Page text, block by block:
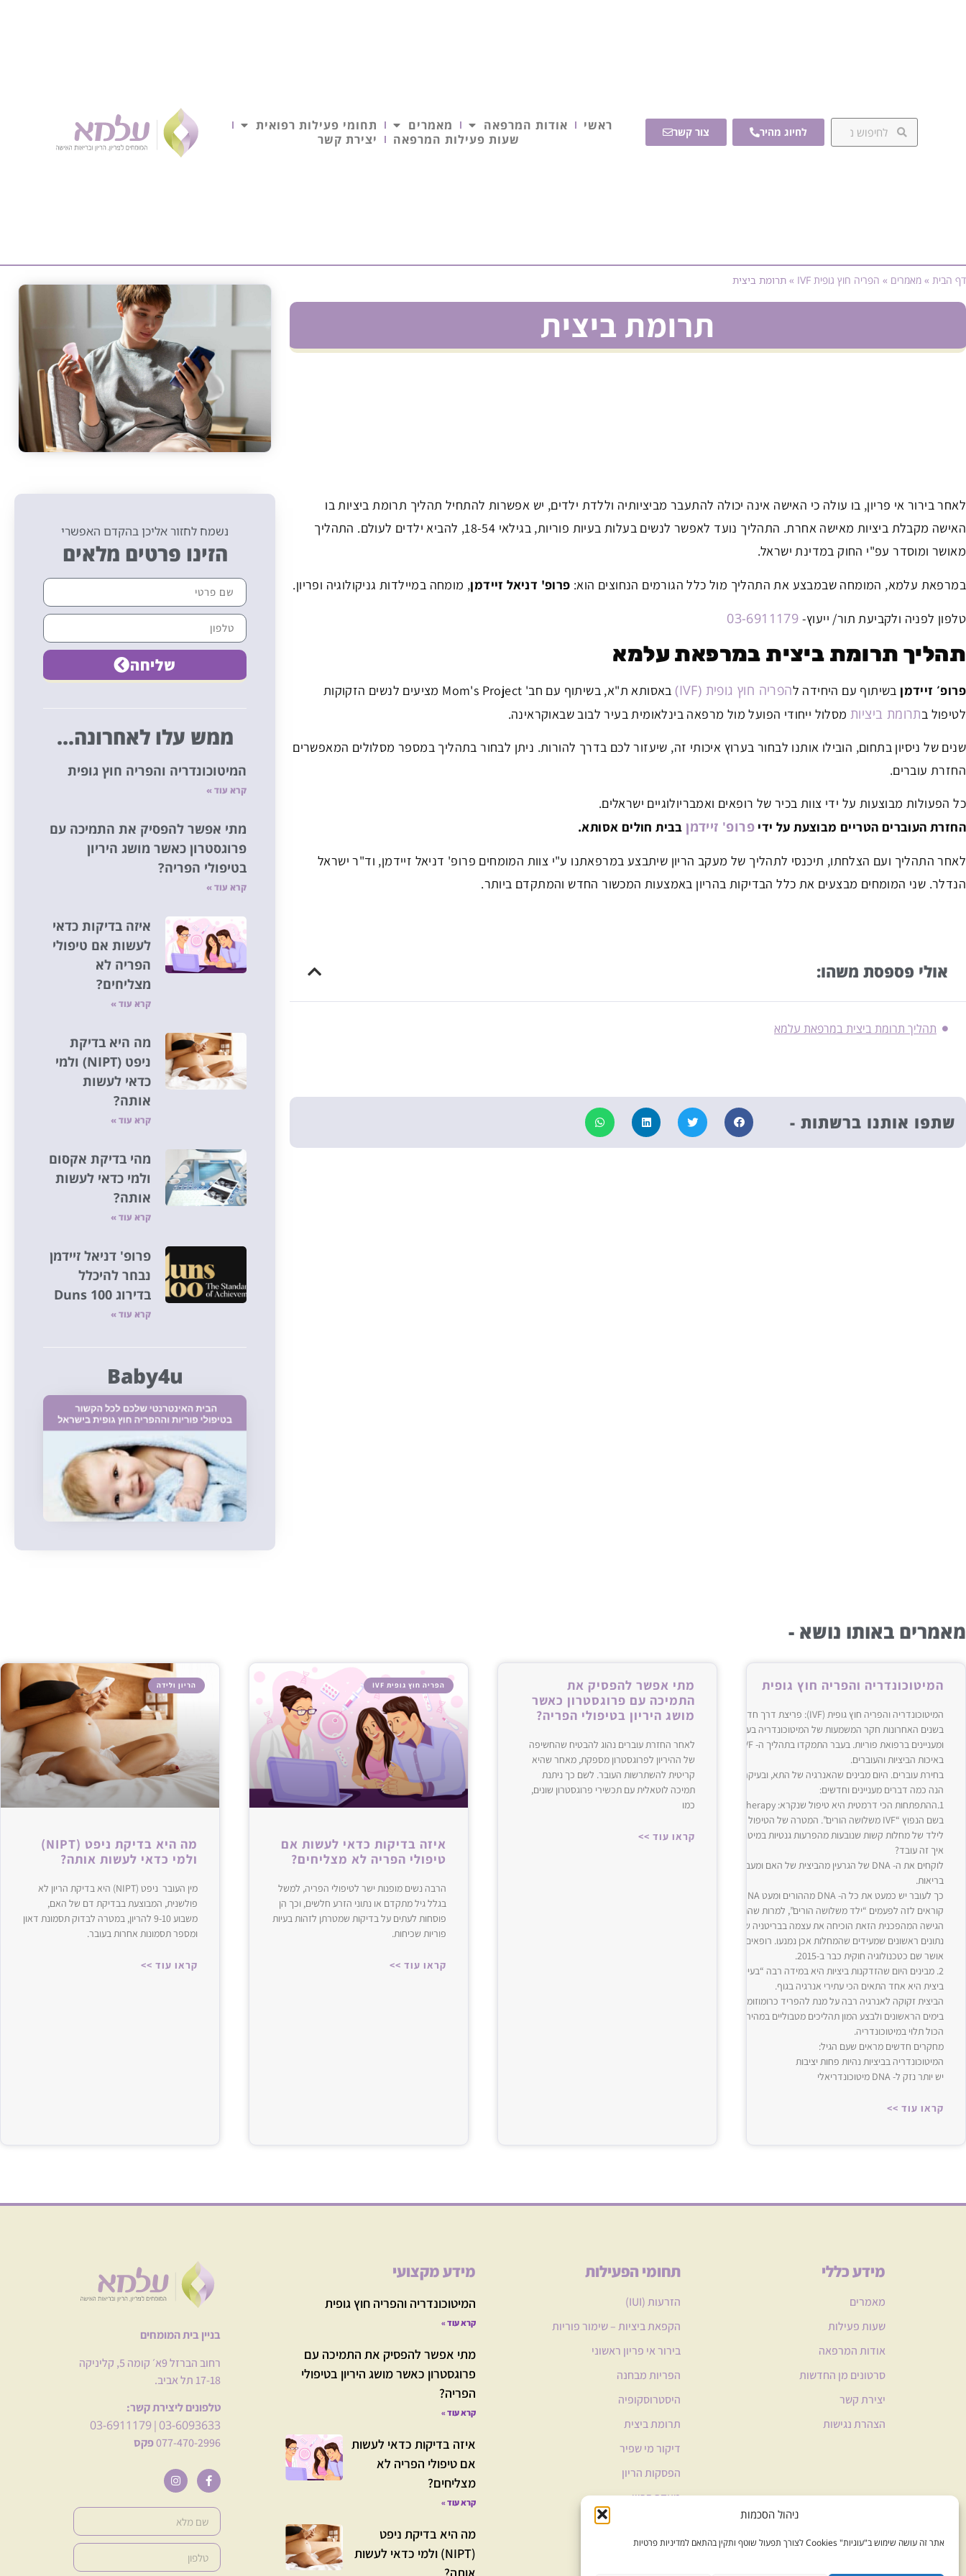
ניהול הסכמות
אתר זה עושה שימוש ב"עוגיות" Cookies לצורך תפעול שוטף ותקין בהתאם למדיניות פרטיות
לחיוג מהיר צור קשר ראשי אודות המרפאה מאמרים
תחומי פעילות רפואית
שעות פעילות המרפאה
יצירת קשר
דף הבית » מאמרים » הפריה חוץ גופית IVF » תרומת ביצית
תרומת ביצית
לאחר בירור אי פריון, בו עולה כי האישה אינה יכולה להתעבר מביציותיה וללדת ילדים, יש אפשרות להתחיל תהליך תרומת ביציות בו
האישה מקבלת ביציות מאישה אחרת. התהליך נועד לאפשר לנשים בעלות בעיות פוריות, בגילאי 18-54, להביא ילדים לעולם. התהליך
מאושר ומוסדר עפ"י החוק במדינת ישראל.
במרפאת עלמא, המומחה שבמבצע את התהליך מול כלל הגורמים הנחוצים הוא: פרופ' דניאל זיידמן, מומחה במיילדות גניקולוגיה ופריון.
טלפון לפניה ולקביעת תור/ ייעוץ- 03-6911179
תהליך תרומת ביצית במרפאת עלמא
פרופ׳ זיידמן בשיתוף עם היחידה להפריה חוץ גופית (IVF)
באסותא ת"א, בשיתוף עם חב' Mom's Project מציעים לנשים הזקוקות
לטיפול בתרומת ביציות מסלול ייחודי הפועל מול מרפאה בינלאומית בעיר לבוב שבאוקראינה.
שנים של ניסיון בתחום, הובילו אותנו לבחור בערוץ איכותי זה, שיעזור לכם בדרך להורות. ניתן לבחור בתהליך במספר מסלולים המאפשרים
החזרת עוברים.
כל הפעולות מבוצעות על ידי צוות בכיר של רופאים ואמבריולוגיים ישראלים.
החזרת העוברים הטריים מבוצעת על ידי פרופ' זיידמן בבית חולים אסותא.
לאחר התהליך ועם הצלחתו, תיכנסי לתהליך של מעקב הריון שיתבצע במרפאתנו ע"י צוות המומחים פרופ' דניאל זיידמן, וד"ר ישראל
הנדלר. שני המומחים מבצעים את כלל הבדיקות בהריון באמצעות המכשור החדש והמתקדם ביותר.
אולי פספסת משהו:
תהליך תרומת ביצית במרפאת עלמא
שתפו אותנו ברשתות -
נשמח לחזור אליכן בהקדם האפשרי
הזינו פרטים מלאים
שליחה
ממש עלו לאחרונה...
המיטוכונדריה והפריה חוץ גופית
קרא עוד »
מתי אפשר להפסיק את התמיכה עם
פרוגסטרון כאשר מושג היריון
בטיפולי הפריה?
קרא עוד »
איזה בדיקות כדאי
לעשות אם טיפולי
הפריה לא
מצליחים?
קרא עוד »
מה היא בדיקת
ניפט (NIPT) ולמי
כדאי לעשות
אותה?
קרא עוד »
מהי בדיקת אקסום
ולמי כדאי לעשות
אותה?
קרא עוד »
פרופ' דניאל זיידמן
נבחר להיכלל
בדירוג Duns 100
קרא עוד »
Baby4u
מאמרים באותו נושא -
המיטוכונדריה והפריה חוץ גופית
המיטוכונדריה והפריה חוץ גופית (‌‌IVF‌‌): פריצת דרך חדשה?
ומעניינים ברפואת פוריות. בעבר התמקדו בתהליך ה- ‌‌IVF‌‌ בעיקר כהורמונים + שאיבת ביציות +‌‌
באיכות הביציות והעוברים.
בחירת עוברים. היום מבינים שהאנרגיה של התא, ובעיקר תפקוד המיטוכונדריה משחקת תפקיד עצום‌‌
הנה כמה דברים מעניינים וחדשים:
בשם הנפוץ “‌‌IVF‌‌ משלושה הורים”. המטרה של הטיפול החדשני היא למנוע העברה מהאם‌‌
לילד של מחלות קשות שנובעות מהפרעות גנטיות במיטוכונדריות.
איך זה עובד?
לוקחים את ה- ‌‌DNA‌‌ של הגרעין מהביצית של האם ומעבירים אותו לביצית של תורמת עם מיטוכונדריה‌‌
בריאות.
הגישה המהפכנית הזאת הוכיחה את עצמה בבריטניה שם נולדו כבר ילדים בריאים מהשיטה הזאת, עם‌‌
נתונים ראשונים שמעידים שהמחלות אכן נמנעו. רופאים בבריטניה מובילים כיום את התחום והטיפול‌‌
אושר שם כטכנולוגיה חוקית כבר ב-‌‌2015‌‌.
2‌‌. מבינים היום שהזדקנות ביציות היא במידה רבה “בעיית אנרגיה”
ביצית היא אחד התאים הכי עתירי אנרגיה בגוף.
הביצית זקוקה לאנרגיה רבה על מנת להפריד כרומוזומים בצורה מושלמת, לתמוך בהתפתחות העובר‌‌
בימים הראשונים ולבצע המון תהליכים מטבוליים במהירות.‌‌
הכול תלוי במיטוכונדריה.
מחקרים חדשים מראים שעם הגיל:
המיטוכונדריה בביציות נהיות פחות יציבות
יש יותר נזק ל- ‌‌DNA‌‌ מיטוכונדריאלי
קראו עוד >>
מתי אפשר להפסיק את
התמיכה עם פרוגסטרון כאשר
מושג היריון בטיפולי הפריה?
לאחר החזרת עוברים נהוג להבטיח שהחשיפה
של ההיריון לפרוגסטרון מספקת, מאחר שהיא
קריטית להשתרשות העובר. לשם כך ניתנת
תמיכה לוטאלית עם תכשירי פרוגסטרון שונים,
כמו
קראו עוד >>
הפריה חוץ גופית IVF
איזה בדיקות כדאי לעשות אם
טיפולי הפריה לא מצליחים?
הרבה נשים מופנות ישר לטיפולי הפריה, למשל
בגלל גיל מתקדם או נתוני הזרע חלשים, וכך הן
פוסחות לעתים על בדיקות שמטרתן לזהות בעיות
פוריות שכיחות.
קראו עוד >>
הריון ולידה
מה היא בדיקת ניפט (NIPT)
ולמי כדאי לעשות אותה?
מין העובר ניפט (NIPT) היא בדיקת הריון לא
פולשנית, המבוצעת בבדיקת דם של האם,
משבוע 9-10 להריון, במטרה לבדוק תסמונת דאון
ומספר תסמונות אחרות בעובר.
קראו עוד >>
מידע כללי
מאמרים
שעות פעילות
אודות המרפאה
סרטונים מן החדשות
יצירת קשר
הצהרת נגישות
תחומי הפעילות
הזרעות (IUI)
הקפאת ביציות – שימור פוריות
בירור אי פריון ראשוני
הפריות מבחנה
היסטרוסקופיה
תרומת ביצית
דיקור מי שפיר
הפסקות הריון
מעקב הריון
מידע מקצועי
המיטוכונדריה והפריה חוץ גופית
קרא עוד »
מתי אפשר להפסיק את התמיכה עם
פרוגסטרון כאשר מושג היריון בטיפולי
הפריה?
קרא עוד »
איזה בדיקות כדאי לעשות
אם טיפולי הפריה לא
מצליחים?
קרא עוד »
מה היא בדיקת ניפט
(NIPT) ולמי כדאי לעשות
בניין בית המומחים
רחוב הברזל 9א׳ קומה 5, קליניקה
17-18 תל אביב.
טלפונים ליצירת קשר:
03-6093633
|
03-6911179
077-470-2996פקס